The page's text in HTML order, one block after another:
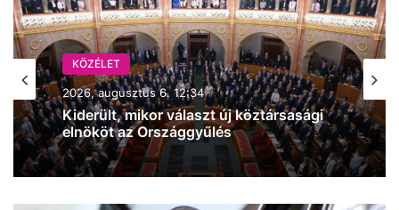
KÖZÉLET
2026, augusztus 6. 12:34
Kiderült, mikor választ új köztársasági
elnököt az Országgyűlés